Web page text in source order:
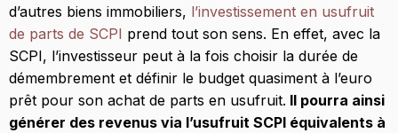
d’autres biens immobiliers, l’investissement en usufruit
de parts de SCPI prend tout son sens. En effet, avec la
SCPI, l’investisseur peut à la fois choisir la durée de
démembrement et définir le budget quasiment à l’euro
prêt pour son achat de parts en usufruit. Il pourra ainsi
générer des revenus via l’usufruit SCPI équivalents à